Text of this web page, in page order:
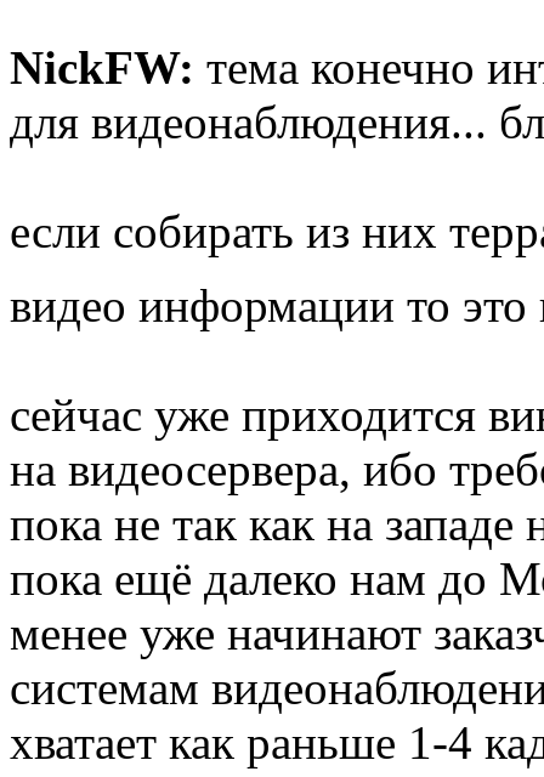
NickFW: тема конечно
для видеонаблюдения...
если собирать из них
видео информации то
сейчас уже приходится
на видеосервера, ибо
пока не так как на
пока ещё далеко нам до
менее уже начинают
системам
хватает как раньше 1-4